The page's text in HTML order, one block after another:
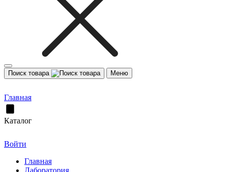
Поиск товара Меню
Главная
Каталог
Войти
Главная
Лаборатория